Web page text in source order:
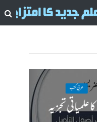
عربی کتب
تجزیہ